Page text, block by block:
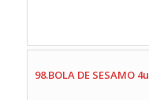
98.BOLA DE SESAMO 4u